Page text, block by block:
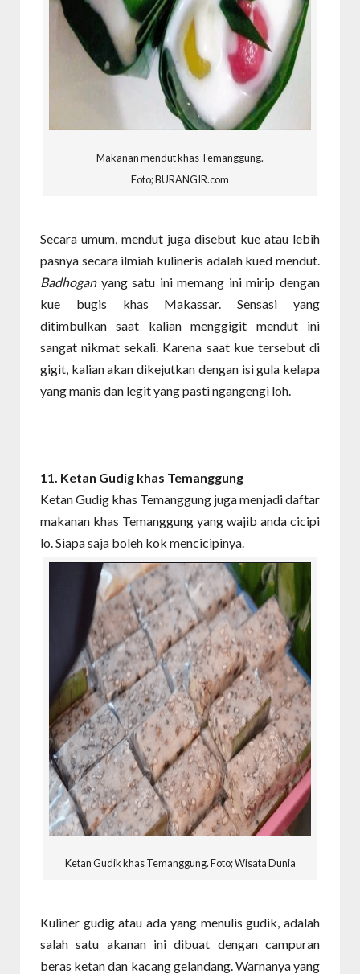
Makanan mendut khas Temanggung.
Foto; BURANGIR.com
Secara umum, mendut juga disebut kue atau lebih
pasnya secara ilmiah kulineris adalah kued mendut.
Badhogan yang satu ini memang ini mirip dengan
kue bugis khas Makassar. Sensasi yang
ditimbulkan saat kalian menggigit mendut ini
sangat nikmat sekali. Karena saat kue tersebut di
gigit, kalian akan dikejutkan dengan isi gula kelapa
yang manis dan legit yang pasti ngangengi loh.
11. Ketan Gudig khas Temanggung
Ketan Gudig khas Temanggung juga menjadi daftar
makanan khas Temanggung yang wajib anda cicipi
lo. Siapa saja boleh kok mencicipinya.
Ketan Gudik khas Temanggung. Foto; Wisata Dunia
Kuliner gudig atau ada yang menulis gudik, adalah
salah satu akanan ini dibuat dengan campuran
beras ketan dan kacang gelandang. Warnanya yang